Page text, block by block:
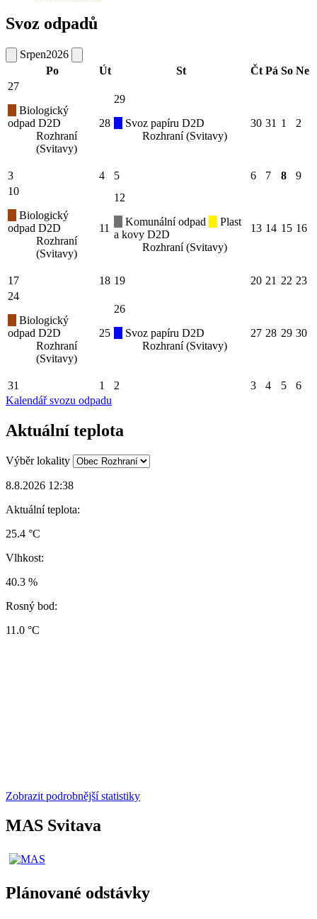
Svoz odpadů
Srpen2026
Po
Út St Čt Pá So Ne
27
Biologický
odpad D2D
Rozhraní
(Svitavy)
28
29
Svoz papíru D2D
Rozhraní (Svitavy)
30 31 1 2
3 4 5 6 7 8
9
10
Biologický
odpad D2D
Rozhraní
(Svitavy)
11
12
Komunální odpad
Plast
a kovy D2D
Rozhraní (Svitavy)
13 14 15 16
17 18 19 20 21 22 23
24
Biologický
odpad D2D
Rozhraní
(Svitavy)
25
26
Svoz papíru D2D
Rozhraní (Svitavy)
27 28 29 30
31 1 2 3 4 5
6
Kalendář svozu odpadu
Aktuální teplota
Výběr lokality
8.8.2026 12:38
Aktuální teplota:
25.4 °C
Vlhkost:
40.3 %
Rosný bod:
11.0 °C
Zobrazit podrobnější statistiky
MAS Svitava
Plánované odstávky